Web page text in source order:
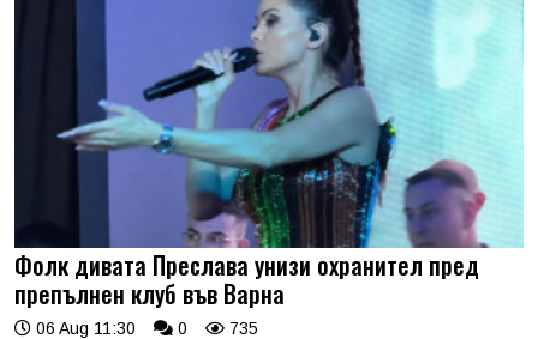
Фолк дивата Преслава унизи охранител пред
препълнен клуб във Варна
06 Aug 11:30 0 735